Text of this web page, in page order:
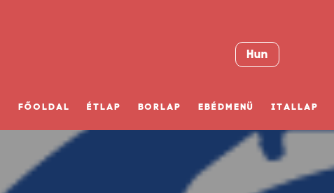
Hun
FŐOLDAL ÉTLAP BORLAP EBÉDMENÜ ITALLAP